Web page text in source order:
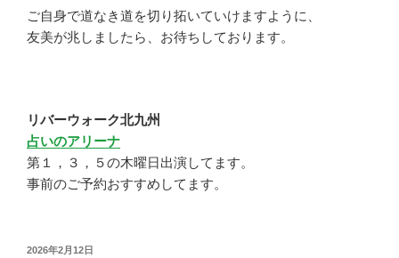
ご自身で道なき道を切り拓いていけますように、
友美が兆しましたら、お待ちしております。
リバーウォーク北九州
占いのアリーナ
第１，３，５の木曜日出演してます。
事前のご予約おすすめしてます。
投
2026年2月12日